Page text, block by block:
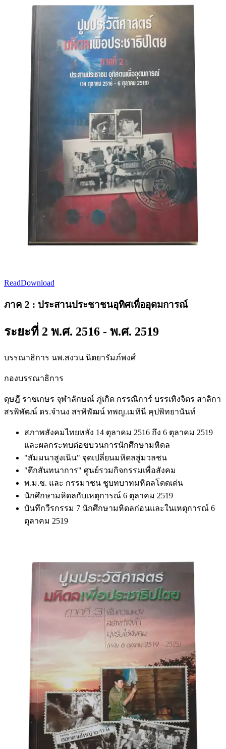
ReadDownload
ภาค 2 : ประสานประชาชนอุทิศเพื่ออุดมการณ์
ระยะที่ 2 พ.ศ. 2516 - พ.ศ. 2519
บรรณาธิการ นพ.สงวน นิตยารัมภ์พงศ์
กองบรรณาธิการ
ดุษฎี ราชเกษร จุฬาลักษณ์ ภู่เกิด กรรณิการ์ บรรเทิงจิตร สาลิกา
สรพิพัฒน์ ดร.จำนง สรพิพัฒน์ ทพญ.เมทินี คุปพิทยานันท์
สภาพสังคมไทยหลัง 14 ตุลาคม 2516 ถึง 6 ตุลาคม 2519
และผลกระทบต่อขบวนการนักศึกษามหิดล
"สัมมนาสูงเนิน" จุดเปลี่ยนมหิดลสู่มวลชน
"ตึกสันทนาการ" ศูนย์รวมกิจกรรมเพื่อสังคม
พ.ม.ช. และ กรรมาชน ชูบทบาทมหิดลโดดเด่น
นักศึกษามหิดลกับเหตุการณ์ 6 ตุลาคม 2519
บันทึกวีรกรรม 7 นักศึกษามหิดลก่อนและในเหตุการณ์ 6
ตุลาคม 2519